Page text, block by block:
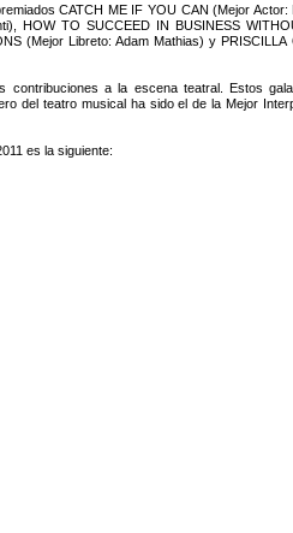
CATCH ME IF YOU CAN (Mejor Actor:
HOW TO SUCCEED IN BUSINESS
(Mejor Libreto: Adam Mathias) y PRISCILLA
contribuciones a la escena teatral. Estos
del teatro musical ha sido el de la Mejor
es la siguiente: